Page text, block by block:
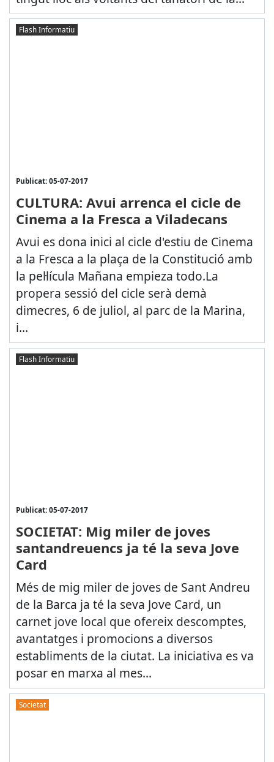
Flash Informatiu
Publicat: 05-07-2017
CULTURA: Avui arrenca el cicle de
Cinema a la Fresca a Viladecans
Avui es dona inici al cicle d'estiu de Cinema
a la Fresca a la plaça de la Constitució amb
la pel·lícula Mañana empieza todo.La
propera sessió del cicle serà demà
dimecres, 6 de juliol, al parc de la Marina,
i...
Flash Informatiu
Publicat: 05-07-2017
SOCIETAT: Mig miler de joves
santandreuencs ja té la seva Jove
Card
Més de mig miler de joves de Sant Andreu
de la Barca ja té la seva Jove Card, un
carnet jove local que ofereix descomptes,
avantatges i promocions a diversos
establiments de la ciutat. La iniciativa es va
posar en marxa al mes...
Societat